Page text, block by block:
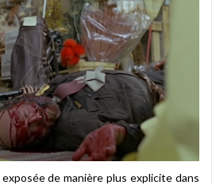
de manière plus explicite dans